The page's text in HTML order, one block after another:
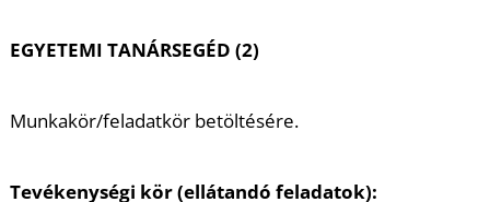
EGYETEMI TANÁRSEGÉD (2)
Munkakör/feladatkör betöltésére.
Tevékenységi kör (ellátandó feladatok):